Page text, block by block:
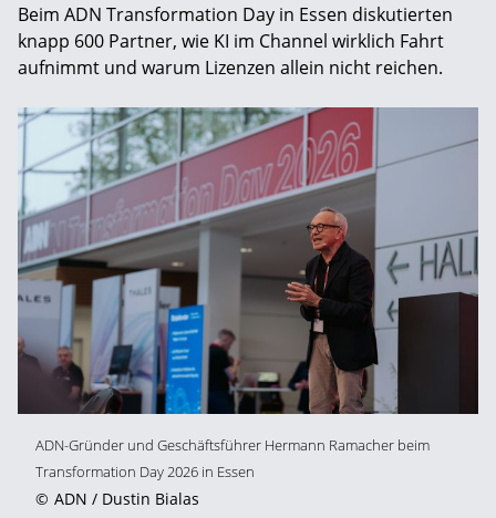
Beim ADN Transformation Day in Essen diskutierten
knapp 600 Partner, wie KI im Channel wirklich Fahrt
aufnimmt und warum Lizenzen allein nicht reichen.
ADN-Gründer und Geschäftsführer Hermann Ramacher beim
Transformation Day 2026 in Essen
© ADN / Dustin Bialas